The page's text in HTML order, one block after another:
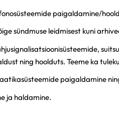
paigaldamine/
sündmuse leidmisest kuni
ning hoolduts. Teeme ka t
paigaldamine
ja haldamine.